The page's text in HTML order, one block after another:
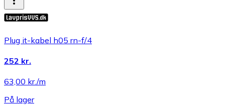
Plug it-kabel h05 rn-f/4
252 kr.
63,00 kr./m
På lager